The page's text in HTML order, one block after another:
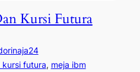
Kursi Futura
kursi futura, meja ibm